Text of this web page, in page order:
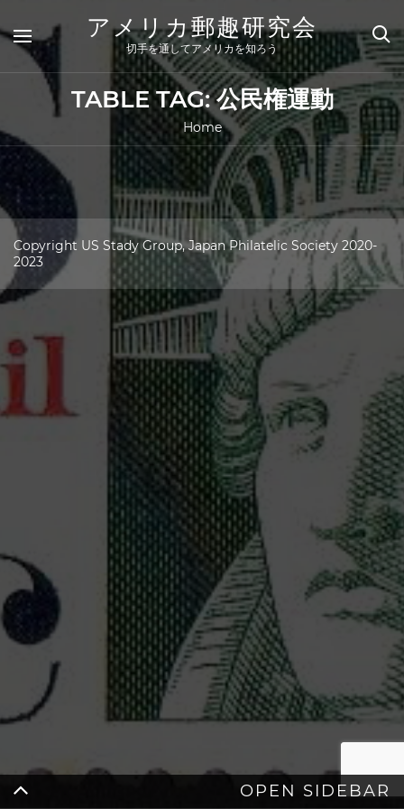
content
アメリカ郵趣研究会
切手を通してアメリカを知ろう
TABLE TAG:公民権運動
Home
OPEN SIDEBAR
Copyright US Stady Group, Japan Philatelic Society 2020-
2023